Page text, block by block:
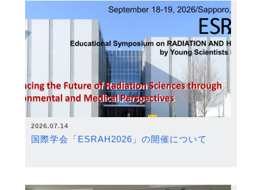
2026.07.14
国際学会「ESRAH2026」の開催について